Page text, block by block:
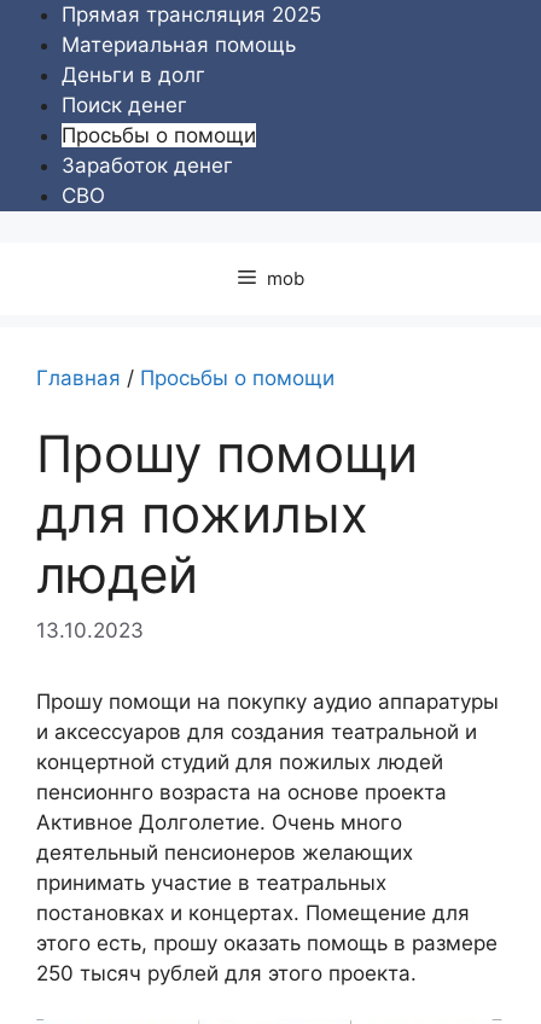
Перейти
содержимому
Прямая трансляция 2025
Материальная помощь
Деньги в долг
Поиск денег
Просьбы о помощи
Заработок денег
СВО
mob
Главная / Просьбы о помощи
Прошу помощи
для пожилых
людей
13.10.2023
Прошу помощи на покупку аудио аппаратуры
и аксессуаров для создания театральной и
концертной студий для пожилых людей
пенсионнго возраста на основе проекта
Активное Долголетие. Очень много
деятельный пенсионеров желающих
принимать участие в театральных
постановках и концертах. Помещение для
этого есть, прошу оказать помощь в размере
250 тысяч рублей для этого проекта.